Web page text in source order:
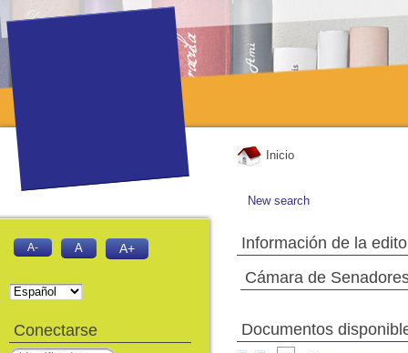
Inicio
New search
Información de la
Cámara de
Documentos
A- A A+
Conectarse